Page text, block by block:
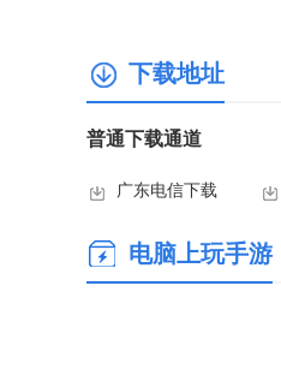
下载地址
普通下载通道
广东电信下载
电脑上玩手游